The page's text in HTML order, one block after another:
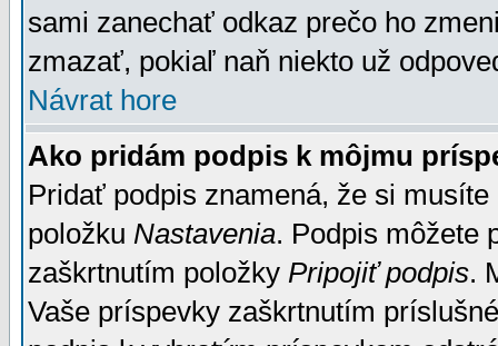
sami zanechať odkaz prečo ho
zmazať, pokiaľ naň niekto už
Návrat hore
Ako pridám podpis k môjmu
Pridať podpis znamená, že si
položku Nastavenia. Podpis môžete
zaškrtnutím položky Pripojiť podpis.
Vaše príspevky zaškrtnutím